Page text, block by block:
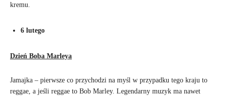
kremu.
6 lutego
Dzień Boba Marleya
Jamajka – pierwsze co przychodzi na myśl w przypadku tego kraju to
reggae, a jeśli reggae to Bob Marley. Legendarny muzyk ma nawet